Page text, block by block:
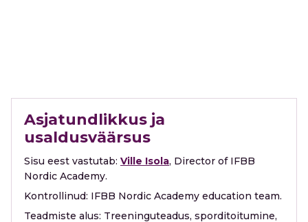
Asjatundlikkus ja
usaldusväärsus
Sisu eest vastutab: Ville Isola, Director of IFBB
Nordic Academy.
Kontrollinud: IFBB Nordic Academy education team.
Teadmiste alus: Treeninguteadus, sporditoitumine,